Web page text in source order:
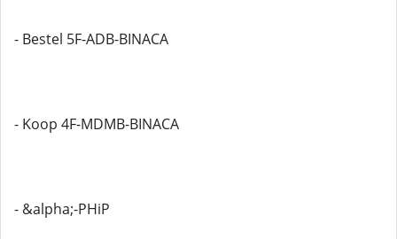
- Bestel 5F-ADB-BINACA
- Koop 4F-MDMB-BINACA
- &alpha;-PHiP